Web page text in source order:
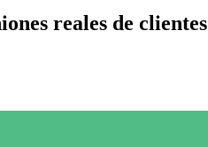
reales de clientes